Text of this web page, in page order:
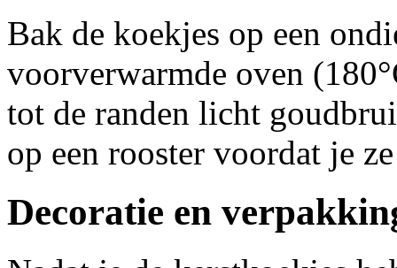
Bak de koekjes op een
voorverwarmde oven
tot de randen licht
op een rooster voordat je
Decoratie en